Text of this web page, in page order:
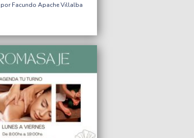
Facundo Apache Villalba